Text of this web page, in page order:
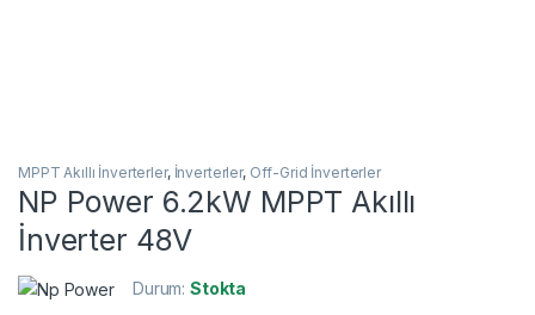
MPPT Akıllı İnverterler, İnverterler, Off-Grid İnverterler
NP Power 6.2kW MPPT Akıllı
İnverter 48V
Durum:Stokta